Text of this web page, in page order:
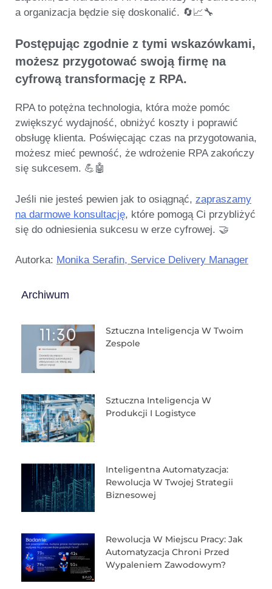
a organizacja będzie się doskonalić. 🔄📈🔧
Postępując zgodnie z tymi wskazówkami,
możesz przygotować swoją firmę na
cyfrową transformację z RPA.
RPA to potężna technologia, która może pomóc
zwiększyć wydajność, obniżyć koszty i poprawić
obsługę klienta. Poświęcając czas na przygotowania,
możesz mieć pewność, że wdrożenie RPA zakończy
się sukcesem. 💪🤖
Jeśli nie jesteś pewien jak to osiągnąć, zapraszamy
na darmowe konsultację, które pomogą Ci przybliżyć
się do odniesienia sukcesu w erze cyfrowej. 🤝
Autorka: Monika Serafin, Service Delivery Manager
Archiwum
Sztuczna Inteligencja W Twoim
Zespole
Sztuczna Inteligencja W
Produkcji I Logistyce
Inteligentna Automatyzacja:
Rewolucja W Twojej Strategii
Biznesowej
Rewolucja W Miejscu Pracy: Jak
Automatyzacja Chroni Przed
Wypaleniem Zawodowym?